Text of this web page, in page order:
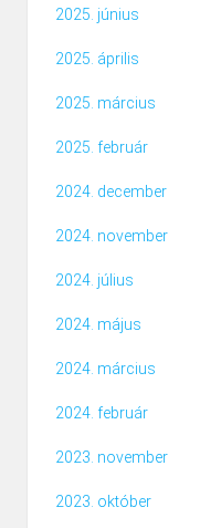
2025. június
2025. április
2025. március
2025. február
2024. december
2024. november
2024. július
2024. május
2024. március
2024. február
2023. november
2023. október